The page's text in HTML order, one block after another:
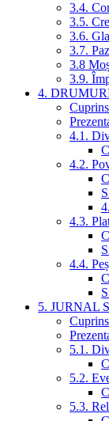
3.4.
3.5.
3.6.
3.7.
3.8
3.9.
4.
Cuprins
4.1.
4.2.
4.3.
4.4.
5. JURNAL
Cuprins
5.1.
5.2.
5.3.